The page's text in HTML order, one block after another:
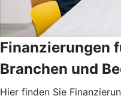
Finanzierungen
Branchen und
Hier finden Sie